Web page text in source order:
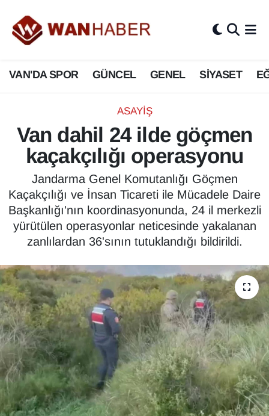
VAN'DA SPOR GÜNCEL GENEL SİYASET
ASAYİŞ
Van dahil 24 ilde göçmen
kaçakçılığı operasyonu
Jandarma Genel Komutanlığı Göçmen
Kaçakçılığı ve İnsan Ticareti ile Mücadele Daire
Başkanlığı'nın koordinasyonunda, 24 il merkezli
yürütülen operasyonlar neticesinde yakalanan
zanlılardan 36'sının tutuklandığı bildirildi.
3.SAYFA
ASAYİŞ
BİLİM VE TEKNOLOJİ
Biyografi
Bölge Haberleri
ÇEVRE
Deprem
Diğer
DÜNYA
EĞİTİM
EKONOMİ
Van Nöbetçi Eczaneler
Van Hava Durumu
Van Namaz Vakitleri
Van Trafik Yoğunluk Haritası
Süper Lig Puan Durumu ve Fikstür
Tüm Manşetler
Son Dakika Haberleri